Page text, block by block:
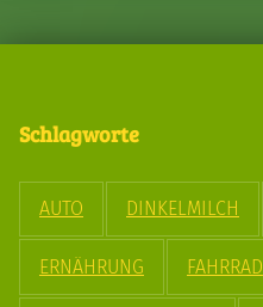
Schlagworte
AUTO DINKELMILCH
ERNÄHRUNG FAHRRAD